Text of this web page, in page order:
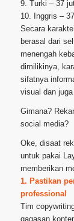
9. Turki – 37
10. Inggris –
Secara
berasal dari
menengah
dimilikinya,
sifatnya
visual dan
Gimana?
social media?
Oke, disaat
untuk pakai
memberikan
1. Pastikan
professional
Tim
gagasan